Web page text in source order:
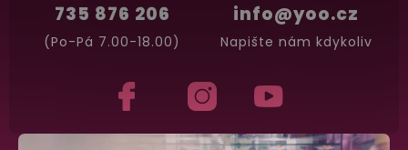
info@yoo.cz
Napište nám kdykoliv
735 876 206
(Po-Pá 7.00-18.00)